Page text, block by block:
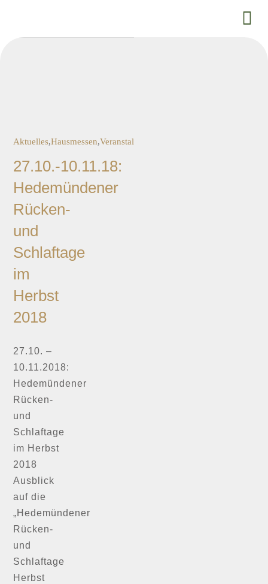
springen
Aktuelles,Hausmessen,Veranstaltung
27.10.-10.11.18:
Hedemündener
Rücken-
und
Schlaftage
im
Herbst
2018
27.10. –
10.11.2018:
Hedemündener
Rücken-
und
Schlaftage
im Herbst
2018
Ausblick
auf die
„Hedemündener
Rücken-
und
Schlaftage
Herbst